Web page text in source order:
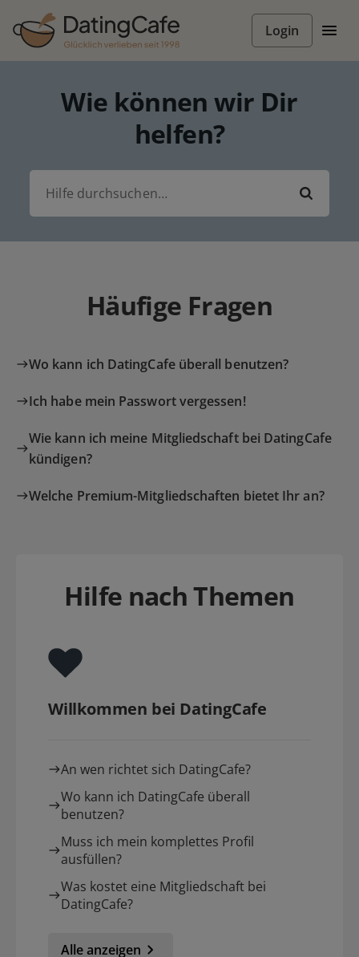
Login
Wie können wir Dir
helfen?
Häufige Fragen
Wo kann ich DatingCafe überall benutzen?
Ich habe mein Passwort vergessen!
Wie kann ich meine Mitgliedschaft bei DatingCafe
kündigen?
Welche Premium-Mitgliedschaften bietet Ihr an?
Hilfe nach Themen
Willkommen bei DatingCafe
An wen richtet sich DatingCafe?
Wo kann ich DatingCafe überall
benutzen?
Muss ich mein komplettes Profil
ausfüllen?
Was kostet eine Mitgliedschaft bei
DatingCafe?
Alle anzeigen